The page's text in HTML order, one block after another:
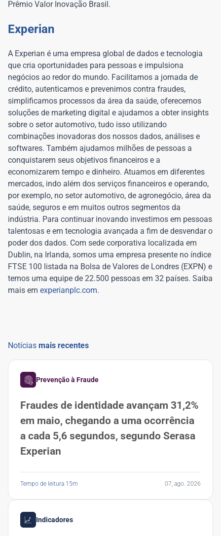
Prêmio Valor Inovação Brasil.
Experian
A Experian é uma empresa global de dados e tecnologia
que cria oportunidades para pessoas e impulsiona
negócios ao redor do mundo. Facilitamos a jornada de
crédito, autenticamos e prevenimos contra fraudes,
simplificamos processos da área da saúde, oferecemos
soluções de marketing digital e ajudamos a obter insights
sobre o setor automotivo, tudo isso utilizando
combinações inovadoras dos nossos dados, análises e
softwares. Também ajudamos milhões de pessoas a
conquistarem seus objetivos financeiros e a
economizarem tempo e dinheiro. Atuamos em diferentes
mercados, indo além dos serviços financeiros e operando,
por exemplo, no setor automotivo, de agronegócio, área da
saúde, seguros e em muitos outros segmentos da
indústria. Para continuar inovando investimos em pessoas
talentosas e em tecnologia avançada a fim de desvendar o
poder dos dados. Com sede corporativa localizada em
Dublin, na Irlanda, somos uma empresa presente no índice
FTSE 100 listada na Bolsa de Valores de Londres (EXPN) e
temos uma equipe de 22.500 pessoas em 32 países. Saiba
mais em experianplc.com.
Notícias mais recentes
Prevenção à Fraude
Fraudes de identidade avançam 31,2%
em maio, chegando a uma ocorrência
a cada 5,6 segundos, segundo Serasa
Experian
Tempo de leitura 15m 07, ago. 2026
Indicadores